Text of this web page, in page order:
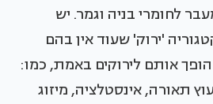
לחומרי בניה וגמר. יש
'ירוק' שעוד אין בהם
אותם לירוקים באמת, כמו:
תאורה, אינסטלציה, מיזוג